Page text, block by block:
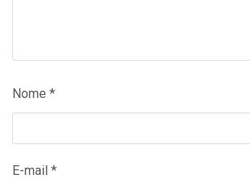
Nome *
E-mail *